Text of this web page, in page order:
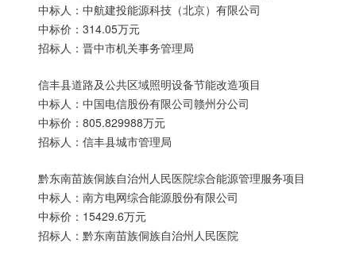
中标人：中航建投能源科技（北京）有限公司
中标价：314.05万元
招标人：晋中市机关事务管理局
信丰县道路及公共区域照明设备节能改造项目
中标人：中国电信股份有限公司赣州分公司
中标价：805.829988万元
招标人：信丰县城市管理局
黔东南苗族侗族自治州人民医院综合能源管理服务项目
中标人：南方电网综合能源股份有限公司
中标价：15429.6万元
招标人：黔东南苗族侗族自治州人民医院